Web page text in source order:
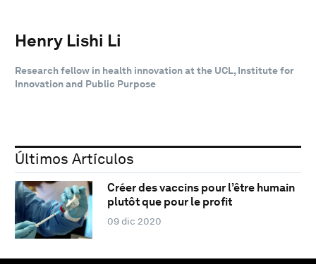
Henry Lishi Li
Research fellow in health innovation at the UCL, Institute for
Innovation and Public Purpose
Últimos Artículos
Créer des vaccins pour l’être humain
plutôt que pour le profit
09 dic 2020